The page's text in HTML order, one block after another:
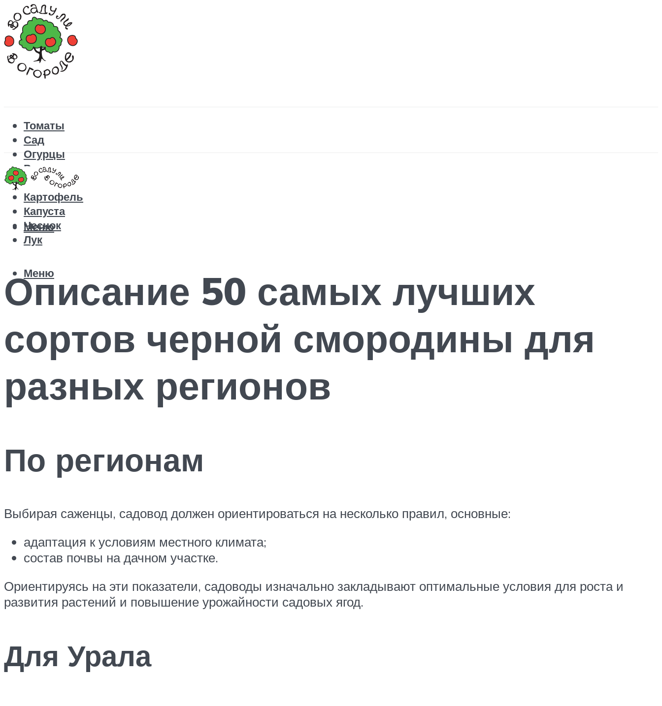
Томаты
Сад
Огурцы
Рецепты
Перец
Картофель
Капуста
Чеснок
Лук
Меню
Меню
Описание 50 самых лучших
сортов черной смородины для
разных регионов
По регионам
Выбирая саженцы, садовод должен ориентироваться на несколько правил, основные:
адаптация к условиям местного климата;
состав почвы на дачном участке.
Ориентируясь на эти показатели, садоводы изначально закладывают оптимальные условия для роста и
развития растений и повышение урожайности садовых ягод.
Для Урала